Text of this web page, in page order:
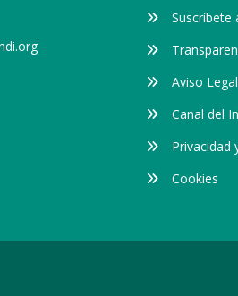
Suscríbete
Aviso Legal
Canal del
Privacidad
Cookies